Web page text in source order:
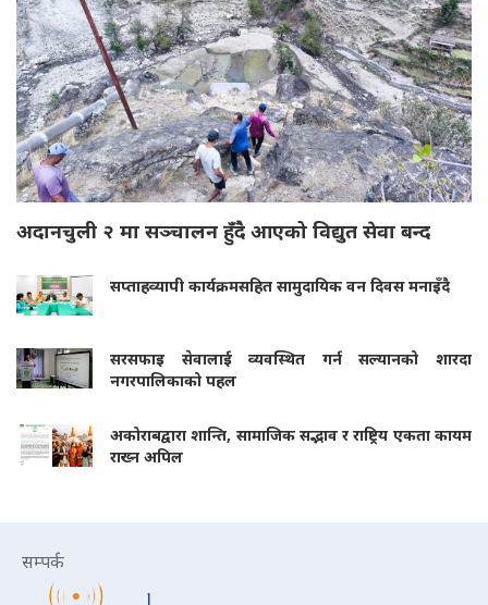
अदानचुली २ मा सञ्चालन हुँदै आएको विद्युत सेवा बन्द
सप्ताहव्यापी कार्यक्रमसहित सामुदायिक वन दिवस मनाइँदै
सरसफाइ सेवालाई व्यवस्थित गर्न सल्यानको शारदा
नगरपालिकाको पहल
अकोराबद्वारा शान्ति, सामाजिक सद्भाव र राष्ट्रिय एकता कायम
राख्न अपिल
सम्पर्क